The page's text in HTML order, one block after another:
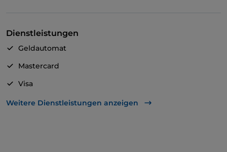
Dienstleistungen
Geldautomat
Mastercard
Visa
Es wird Deutsch gesprochen
Weitere Dienstleistungen anzeigen